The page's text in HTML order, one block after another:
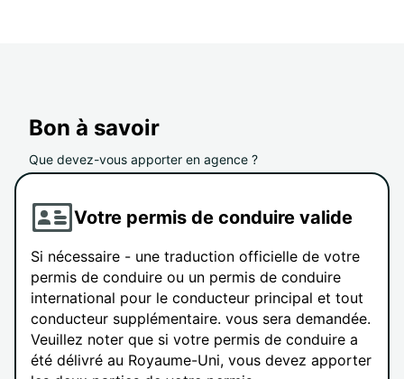
Bon à savoir
Que devez-vous apporter en agence ?
Votre permis de conduire valide
Si nécessaire - une traduction officielle de votre
permis de conduire ou un permis de conduire
international pour le conducteur principal et tout
conducteur supplémentaire. vous sera demandée.
Veuillez noter que si votre permis de conduire a
été délivré au Royaume-Uni, vous devez apporter